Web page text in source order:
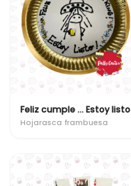
Feliz cumple ... Estoy listo
Hojarasca frambuesa